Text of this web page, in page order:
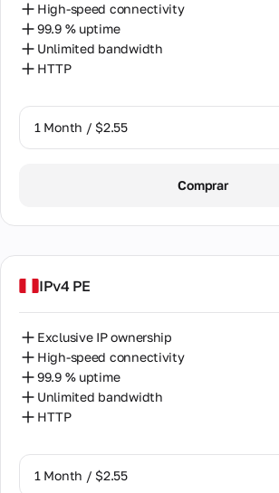
High-speed connectivity
99.9 % uptime
Unlimited bandwidth
HTTP
1 Month / $2.55
Comprar
IPv4 PE
Exclusive IP ownership
High-speed connectivity
99.9 % uptime
Unlimited bandwidth
HTTP
1 Month / $2.55